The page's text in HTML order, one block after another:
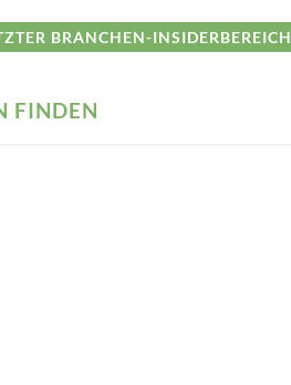
BRANCHEN-INSIDERBEREICH
FINDEN